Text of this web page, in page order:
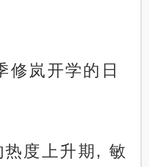
修岚开学的日
度上升期, 敏